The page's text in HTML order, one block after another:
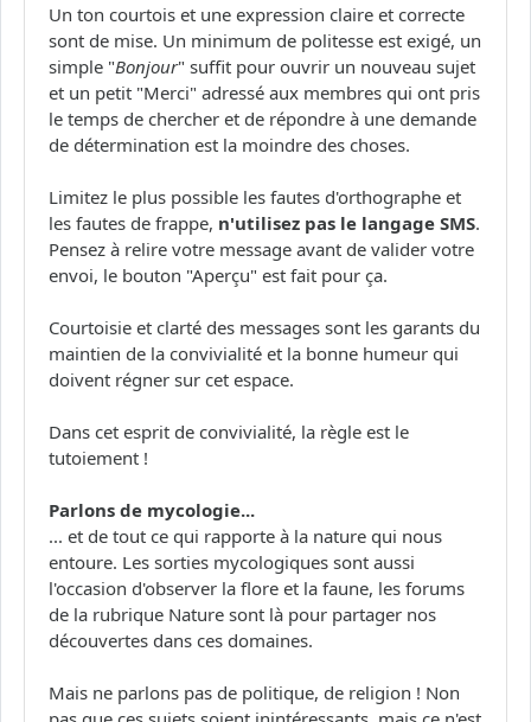
Un ton courtois et une expression claire et correcte
sont de mise. Un minimum de politesse est exigé, un
simple "Bonjour" suffit pour ouvrir un nouveau sujet
et un petit "Merci" adressé aux membres qui ont pris
le temps de chercher et de répondre à une demande
de détermination est la moindre des choses.
Limitez le plus possible les fautes d'orthographe et
les fautes de frappe, n'utilisez pas le langage SMS.
Pensez à relire votre message avant de valider votre
envoi, le bouton "Aperçu" est fait pour ça.
Courtoisie et clarté des messages sont les garants du
maintien de la convivialité et la bonne humeur qui
doivent régner sur cet espace.
Dans cet esprit de convivialité, la règle est le
tutoiement !
Parlons de mycologie...
... et de tout ce qui rapporte à la nature qui nous
entoure. Les sorties mycologiques sont aussi
l'occasion d'observer la flore et la faune, les forums
de la rubrique Nature sont là pour partager nos
découvertes dans ces domaines.
Mais ne parlons pas de politique, de religion ! Non